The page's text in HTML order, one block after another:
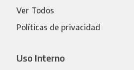
Ver Todos
Políticas de privacidad
Uso Interno